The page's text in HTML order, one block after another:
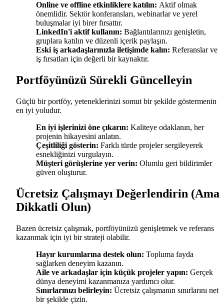
Online ve offline etkinliklere katılın: Aktif olmak
önemlidir. Sektör konferansları, webinarlar ve yerel
buluşmalar iyi birer fırsattır.
LinkedIn'i aktif kullanın: Bağlantılarınızı genişletin,
gruplara katılın ve düzenli içerik paylaşın.
Eski iş arkadaşlarınızla iletişimde kalın: Referanslar ve
iş fırsatları için değerli bir kaynaktır.
Portföyünüzü Sürekli Güncelleyin
Güçlü bir portföy, yeteneklerinizi somut bir şekilde göstermenin
en iyi yoludur.
En iyi işlerinizi öne çıkarın: Kaliteye odaklanın, her
projenin hikayesini anlatın.
Çeşitliliği gösterin: Farklı türde projeler sergileyerek
esnekliğinizi vurgulayın.
Müşteri görüşlerine yer verin: Olumlu geri bildirimler
güven oluşturur.
Ücretsiz Çalışmayı Değerlendirin (Ama
Dikkatli Olun)
Bazen ücretsiz çalışmak, portföyünüzü genişletmek ve referans
kazanmak için iyi bir strateji olabilir.
Hayır kurumlarına destek olun: Topluma fayda
sağlarken deneyim kazanın.
Aile ve arkadaşlar için küçük projeler yapın: Gerçek
dünya deneyimi kazanmanıza yardımcı olur.
Sınırlarınızı belirleyin: Ücretsiz çalışmanın sınırlarını net
bir şekilde çizin.